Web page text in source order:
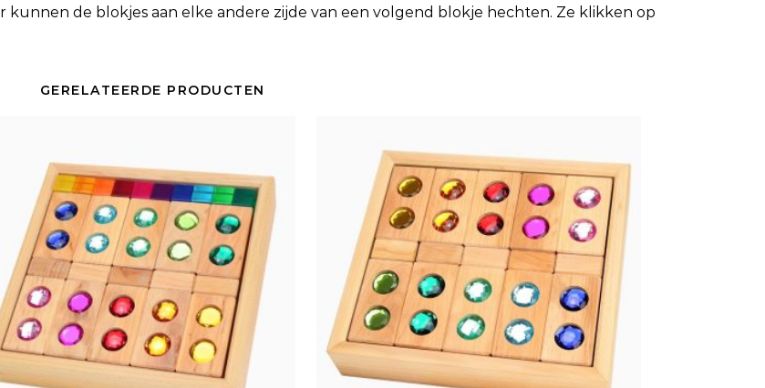
kunnen de blokjes aan elke andere zijde van een volgend blokje hechten. Ze klikken op
GERELATEERDE PRODUCTEN